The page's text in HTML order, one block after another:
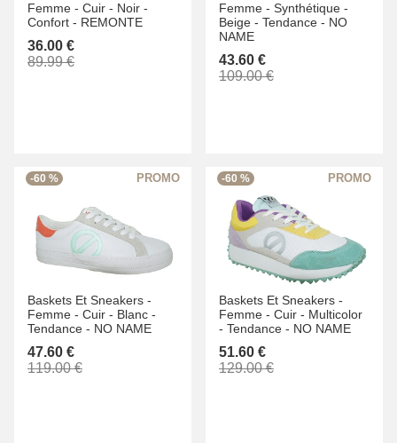
Femme - Cuir - Noir -
Confort - REMONTE
36.00 €
89.99 €
Femme - Synthétique -
Beige - Tendance - NO
NAME
43.60 €
109.00 €
-60 %
Baskets Et Sneakers -
Femme - Cuir - Blanc -
Tendance - NO NAME
47.60 €
119.00 €
-60 %
Baskets Et Sneakers -
Femme - Cuir - Multicolor
- Tendance - NO NAME
51.60 €
129.00 €